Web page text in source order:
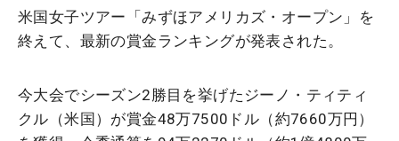
米国女子ツアー「みずほアメリカズ・オープン」を
終えて、最新の賞金ランキングが発表された。
今大会でシーズン2勝目を挙げたジーノ・ティティ
クル（米国）が賞金48万7500ドル（約7660万円）